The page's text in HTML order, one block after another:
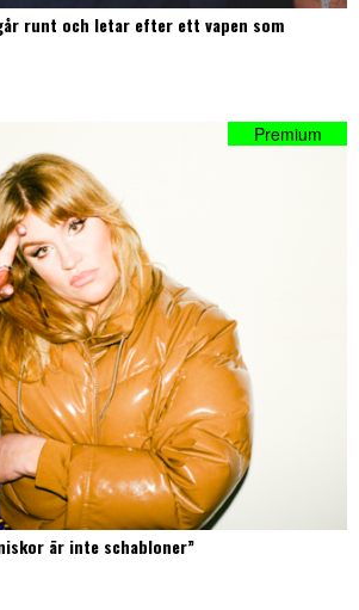
runt och letar efter ett vapen som
är inte schabloner”